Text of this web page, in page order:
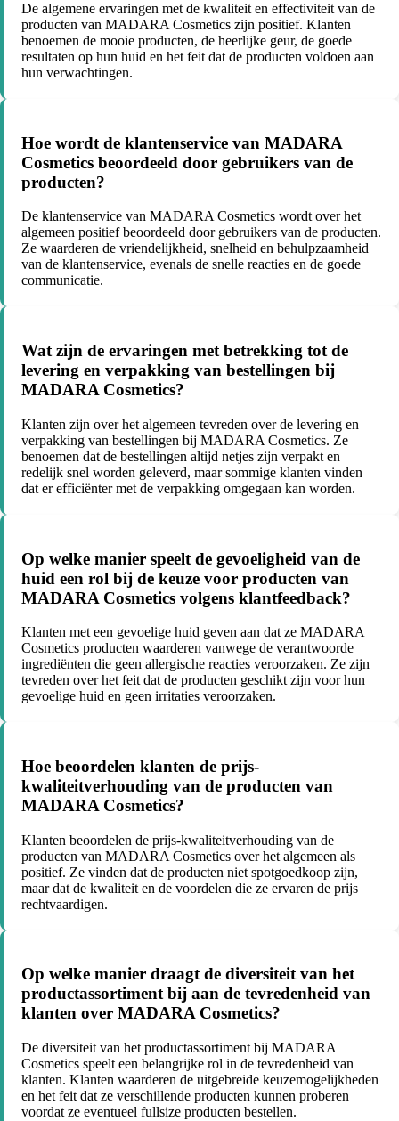
De algemene ervaringen met de kwaliteit en effectiviteit van de
producten van MADARA Cosmetics zijn positief. Klanten
benoemen de mooie producten, de heerlijke geur, de goede
resultaten op hun huid en het feit dat de producten voldoen aan
hun verwachtingen.
Hoe wordt de klantenservice van MADARA
Cosmetics beoordeeld door gebruikers van de
producten?
De klantenservice van MADARA Cosmetics wordt over het
algemeen positief beoordeeld door gebruikers van de producten.
Ze waarderen de vriendelijkheid, snelheid en behulpzaamheid
van de klantenservice, evenals de snelle reacties en de goede
communicatie.
Wat zijn de ervaringen met betrekking tot de
levering en verpakking van bestellingen bij
MADARA Cosmetics?
Klanten zijn over het algemeen tevreden over de levering en
verpakking van bestellingen bij MADARA Cosmetics. Ze
benoemen dat de bestellingen altijd netjes zijn verpakt en
redelijk snel worden geleverd, maar sommige klanten vinden
dat er efficiënter met de verpakking omgegaan kan worden.
Op welke manier speelt de gevoeligheid van de
huid een rol bij de keuze voor producten van
MADARA Cosmetics volgens klantfeedback?
Klanten met een gevoelige huid geven aan dat ze MADARA
Cosmetics producten waarderen vanwege de verantwoorde
ingrediënten die geen allergische reacties veroorzaken. Ze zijn
tevreden over het feit dat de producten geschikt zijn voor hun
gevoelige huid en geen irritaties veroorzaken.
Hoe beoordelen klanten de prijs-
kwaliteitverhouding van de producten van
MADARA Cosmetics?
Klanten beoordelen de prijs-kwaliteitverhouding van de
producten van MADARA Cosmetics over het algemeen als
positief. Ze vinden dat de producten niet spotgoedkoop zijn,
maar dat de kwaliteit en de voordelen die ze ervaren de prijs
rechtvaardigen.
Op welke manier draagt de diversiteit van het
productassortiment bij aan de tevredenheid van
klanten over MADARA Cosmetics?
De diversiteit van het productassortiment bij MADARA
Cosmetics speelt een belangrijke rol in de tevredenheid van
klanten. Klanten waarderen de uitgebreide keuzemogelijkheden
en het feit dat ze verschillende producten kunnen proberen
voordat ze eventueel fullsize producten bestellen.